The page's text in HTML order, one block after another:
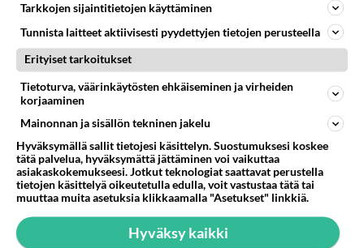
Tiesitkö? Martina Aitolehden
laulaja
Danny, 83, teki yllättävän
teon - Missä on 25-vuotias
Helmi Loukasmäki?
Kun yksi kauhallinen ei riitä...
Tämä helppo arkiruoka ei jää
syömättä!
Tarkkojen sijaintitietojen käyttäminen
Tunnista laitteet aktiivisesti pyydettyjen tietojen perusteella
Erityiset tarkoitukset
Tietoturva, väärinkäytösten ehkäiseminen ja virheiden
korjaaminen
Mainonnan ja sisällön tekninen jakelu
Hyväksymällä sallit tietojesi käsittelyn. Suostumuksesi koskee
tätä palvelua, hyväksymättä jättäminen voi vaikuttaa
asiakaskokemukseesi. Jotkut teknologiat saattavat perustella
tietojen käsittelyä oikeutetulla edulla, voit vastustaa tätä tai
muuttaa muita asetuksia klikkaamalla "Asetukset" linkkiä.
Hyväksy kaikki